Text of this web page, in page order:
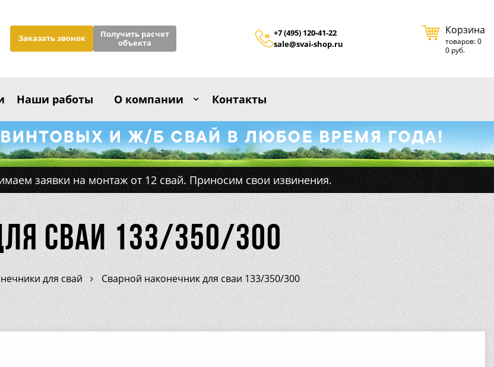
Заказать звонок
Получить расчет
объекта
+7 (495) 120-41-22
sale@svai-shop.ru
Корзина
товаров: 0
0 руб.
Наши работы О компании Контакты
заявки на монтаж от 12 свай. Приносим свои извинения.
сваи 133/350/300
для свай Сварной наконечник для сваи 133/350/300